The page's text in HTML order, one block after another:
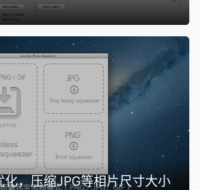
，压缩JPG等相片尺寸大小